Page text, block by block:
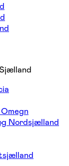
Nordsjælland